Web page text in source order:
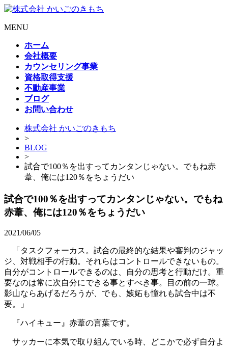
MENU
ホーム
会社概要
カウンセリング事業
資格取得支援
不動産事業
ブログ
お問い合わせ
株式会社 かいごのきもち
>
BLOG
>
試合で100％を出すってカンタンじゃない。でもね赤
葦、俺には120％をちょうだい
試合で100％を出すってカンタンじゃない。でもね
赤葦、俺には120％をちょうだい
2021/06/05
「タスクフォーカス。試合の最終的な結果や審判のジャッ
ジ、対戦相手の行動。それらはコントロールできないもの。
自分がコントロールできるのは、自分の思考と行動だけ。重
要なのは常に次自分にできる事とすべき事。目の前の一球。
影山ならあげるだろうが、でも、嫉妬も憧れも試合中は不
要。」
『ハイキュー』赤葦の言葉です。
サッカーに本気で取り組んでいる時、どこかで必ず自分よ